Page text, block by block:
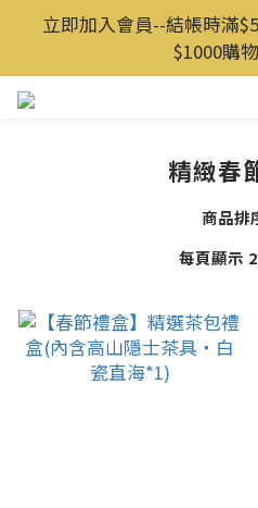
立即加入會員--結帳時滿
$1000購
精緻春
商品排
每頁顯示